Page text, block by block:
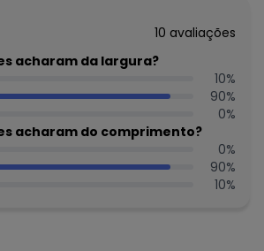
TEXTIL LTDA / CNPJ
do produto: Para melhor
lavar à mão com sabão neutro.
de molho para não desbotá-las e
até 110º.
10 avaliações
acharam da largura?
10%
90%
0%
acharam do comprimento?
0%
90%
10%